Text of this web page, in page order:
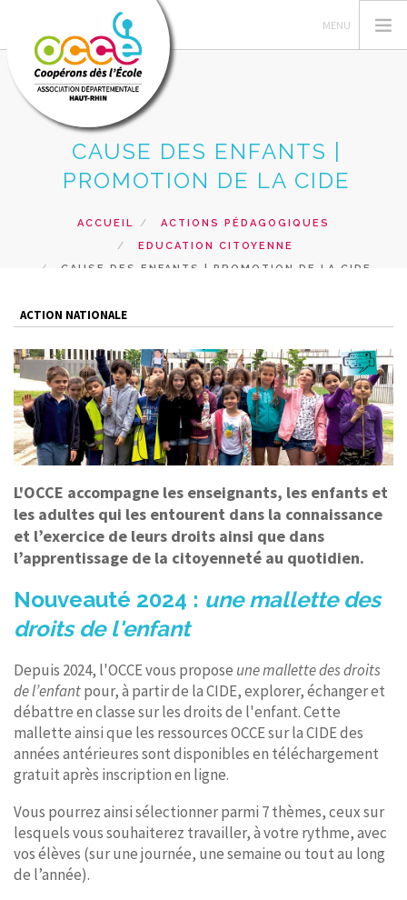
GERER SA COOPERATIVE
ESPACE PÉDAGOGIQUE
RECHERCHER
CONTACT
CAUSE DES ENFANTS |
PROMOTION DE LA CIDE
ACCUEIL
ACTIONS PÉDAGOGIQUES
EDUCATION CITOYENNE
CAUSE DES ENFANTS | PROMOTION DE LA CIDE
ACTION NATIONALE
L'OCCE accompagne les enseignants, les enfants et
les adultes qui les entourent dans la connaissance
et l’exercice de leurs droits ainsi que dans
l’apprentissage de la citoyenneté au quotidien.
Nouveauté 2024 : une mallette des
droits de l'enfant
Depuis 2024, l'OCCE vous propose une mallette des droits
de l’enfantpour, à partir de la CIDE, explorer, échanger et
débattre en classe sur les droits de l'enfant. Cette
mallette ainsi que les ressources OCCE sur la CIDE des
années antérieures sont disponibles en téléchargement
gratuit après inscription en ligne.
Vous pourrez ainsi sélectionner parmi 7 thèmes, ceux sur
lesquels vous souhaiterez travailler, à votre rythme, avec
vos élèves (sur une journée, une semaine ou tout au long
de l’année).